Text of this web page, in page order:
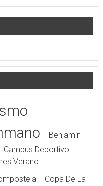
Benjamín
Campus Deportivo
Verano
Copa De La